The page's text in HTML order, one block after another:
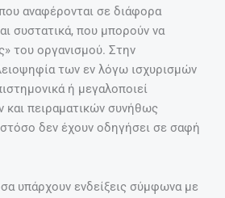
αναφέρονται σε διάφορα
συστατικά, που μπορούν να
του οργανισμού. Στην
των εν λόγω ισχυρισμών
ή μεγαλοποιεί
και πειραματικών συνήθως
δεν έχουν οδηγήσει σε σαφή
υπάρχουν ενδείξεις σύμφωνα με